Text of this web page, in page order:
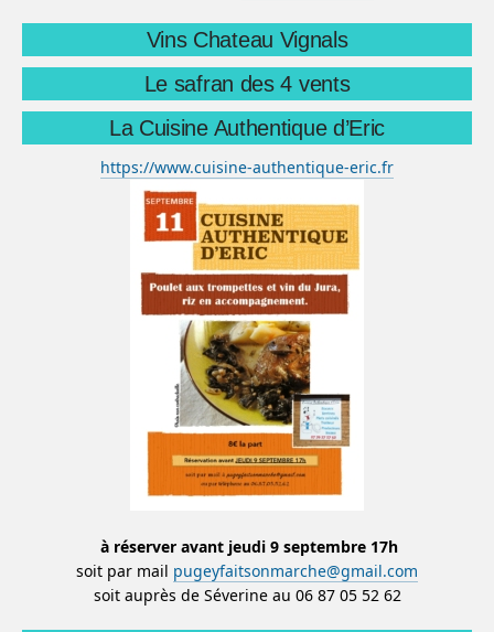
Vins Chateau Vignals
Le safran des 4 vents
La Cuisine Authentique d’Eric
https://www.cuisine-authentique-eric.fr
à réserver avant jeudi 9 septembre 17h
soit par mail pugeyfaitsonmarche@gmail.com
soit auprès de Séverine au 06 87 05 52 62